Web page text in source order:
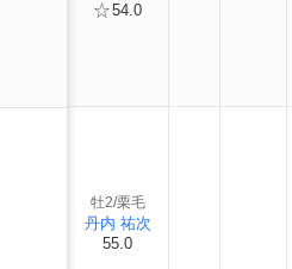
54.0
牡2/栗毛
丹内 祐次
55.0